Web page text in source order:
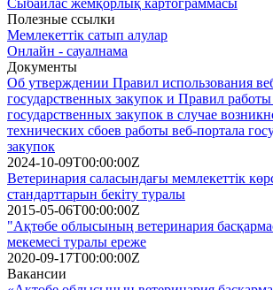
Полезные ссылки
Мемлекеттік сатып алулар
Онлайн - сауалнама
Документы
Об утверждении Правил использования
государственных закупок и Правил работы
государственных закупок в случае
технических сбоев работы веб-портала
закупок
2024-10-09T00:00:00Z
Ветеринария саласындағы мемлекеттік
стандарттарын бекіту туралы
2015-05-06T00:00:00Z
"Ақтөбе облысының ветеринария
мекемесі туралы ереже
2020-09-17T00:00:00Z
Вакансии